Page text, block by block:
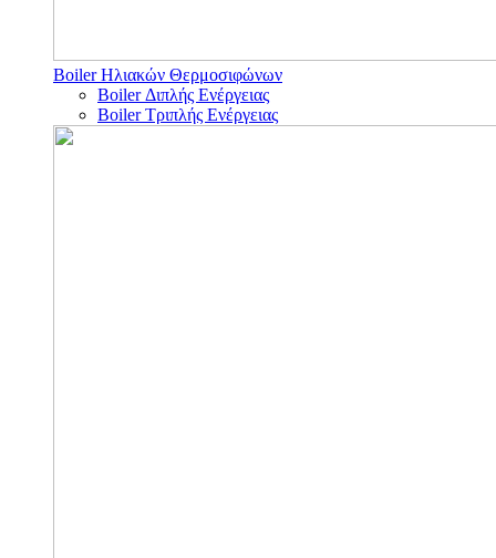
Boiler Ηλιακών Θερμοσιφώνων
Boiler Διπλής Ενέργειας
Boiler Τριπλής Ενέργειας